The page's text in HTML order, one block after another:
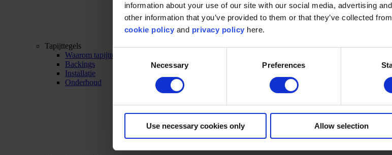
information about your use of our site with our social media, advertising
other information that you’ve provided to them or that they’ve collected
cookie policy and privacy policy here.
Consent
Necessary Preferences
Use necessary cookies only Allow selection
Tapijttegels
Waarom tapijttegels?
Backings
Installatie
Onderhoud